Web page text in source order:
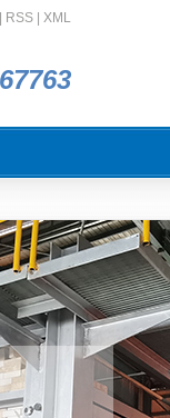
RSS| XML